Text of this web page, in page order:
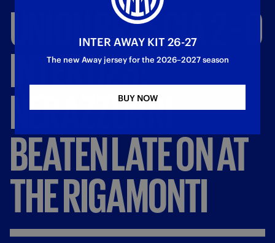
UNIONBRESCIA
0
INTERU23:
NERAZZURRI
BEATENLATEONAT
THERIGAMONTI
INTER AWAY KIT 26-27
The new Away jersey for the 2026–2027 season
BUY NOW